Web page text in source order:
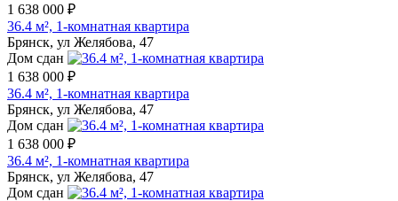
1 638 000 ₽
36.4 м², 1-комнатная квартира
Брянск, ул Желябова, 47
Дом сдан
1 638 000 ₽
36.4 м², 1-комнатная квартира
Брянск, ул Желябова, 47
Дом сдан
1 638 000 ₽
36.4 м², 1-комнатная квартира
Брянск, ул Желябова, 47
Дом сдан